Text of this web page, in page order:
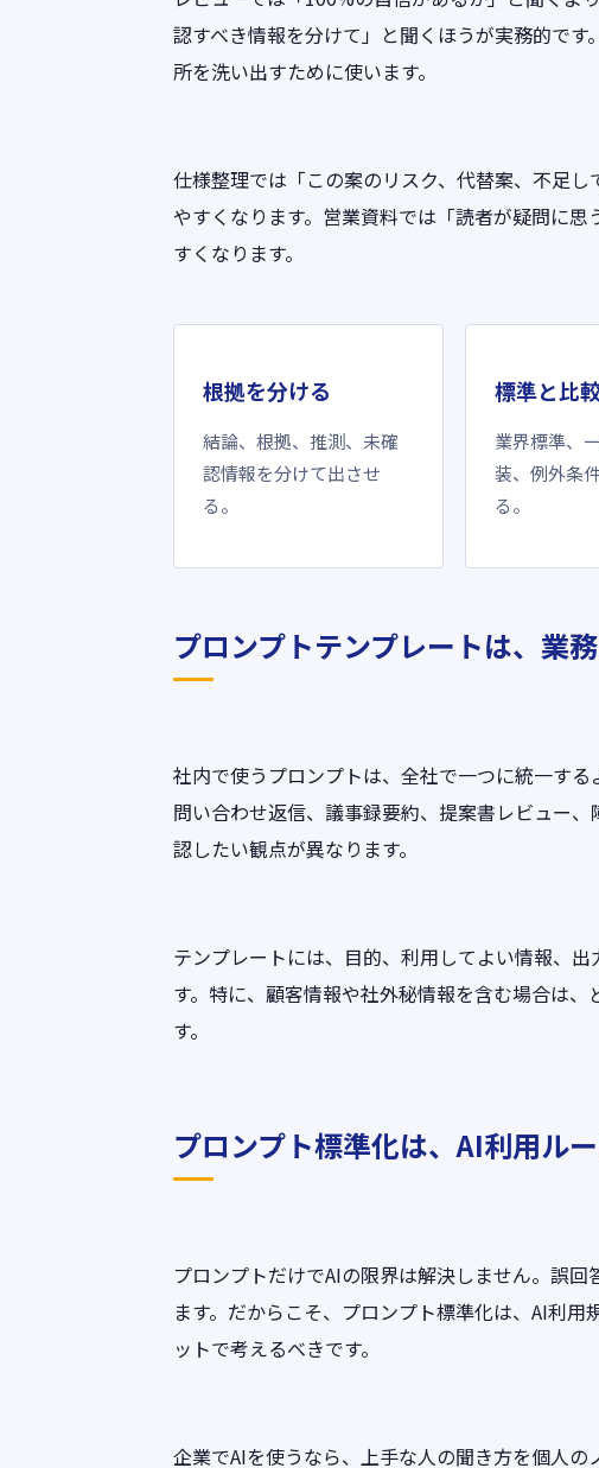
認すべき情報を分けて」と聞くほうが実務的で
所を洗い出すために使います。
仕様整理では「この案のリスク、代替案、不足
やすくなります。営業資料では「読者が疑問に
すくなります。
根拠を分ける
結論、根拠、推測、未確
認情報を分けて出させ
る。
標準と比
業界標準、
装、例外条
る。
プロンプトテンプレートは、業
社内で使うプロンプトは、全社で一つに統一する
問い合わせ返信、議事録要約、提案書レビュー
認したい観点が異なります。
テンプレートには、目的、利用してよい情報、
す。特に、顧客情報や社外秘情報を含む場合は
す。
プロンプト標準化は、AI利用ル
プロンプトだけでAIの限界は解決しません。誤
ます。だからこそ、プロンプト標準化は、AI利
ットで考えるべきです。
企業でAIを使うなら、上手な人の聞き方を個人